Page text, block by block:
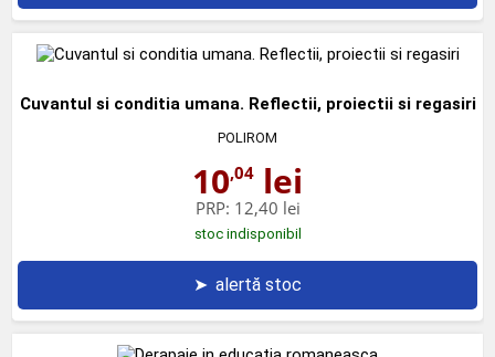
Cuvantul si conditia umana. Reflectii, proiectii si regasiri
POLIROM
10,04 lei
PRP: 12,40 lei
stoc indisponibil
➤ alertă stoc